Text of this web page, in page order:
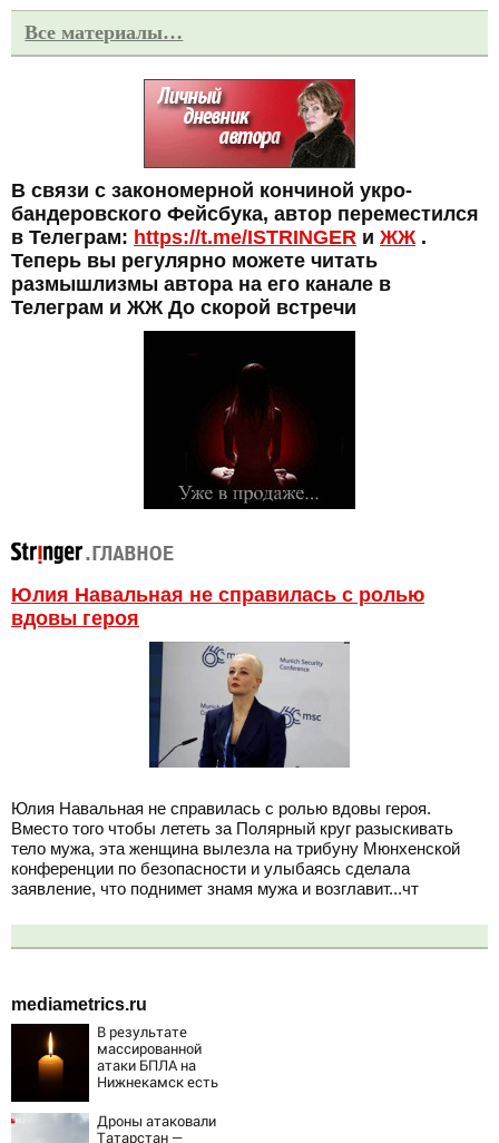
Все материалы…
В связи с закономерной кончиной укро-
бандеровского Фейсбука, автор переместился
в Телеграм: https://t.me/ISTRINGER и ЖЖ.
Теперь вы регулярно можете читать
размышлизмы автора на его канале в
Телеграм и ЖЖ До скорой встречи
Юлия Навальная не справилась с ролью
вдовы героя
Юлия Навальная не справилась с ролью вдовы героя.
Вместо того чтобы лететь за Полярный круг разыскивать
тело мужа, эта женщина вылезла на трибуну Мюнхенской
конференции по безопасности и улыбаясь сделала
заявление, что поднимет знамя мужа и возглавит...чт
mediametrics.ru
В результате
массированной
атаки БПЛА на
Нижнекамск есть
Дроны атаковали
Татарстан —